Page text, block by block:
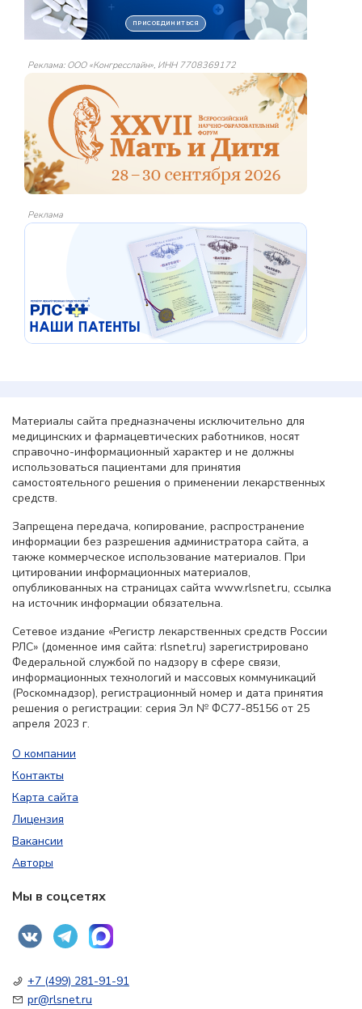
Реклама: ООО «Конгресслайн», ИНН 7708369172
Реклама
Материалы сайта предназначены исключительно для
медицинских и фармацевтических работников, носят
справочно-информационный характер и не должны
использоваться пациентами для принятия
самостоятельного решения о применении лекарственных
средств.
Запрещена передача, копирование, распространение
информации без разрешения администратора сайта, а
также коммерческое использование материалов. При
цитировании информационных материалов,
опубликованных на страницах сайта www.rlsnet.ru, ссылка
на источник информации обязательна.
Сетевое издание «Регистр лекарственных средств России
РЛС» (доменное имя сайта: rlsnet.ru) зарегистрировано
Федеральной службой по надзору в сфере связи,
информационных технологий и массовых коммуникаций
(Роскомнадзор), регистрационный номер и дата принятия
решения о регистрации: серия Эл № ФС77-85156 от 25
апреля 2023 г.
О компании
Контакты
Карта сайта
Лицензия
Вакансии
Авторы
Мы в соцсетях
+7 (499) 281-91-91
pr@rlsnet.ru